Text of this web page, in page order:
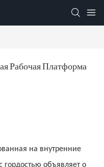
Рабочая Платформа
на внутренние
гордостью объявляет о